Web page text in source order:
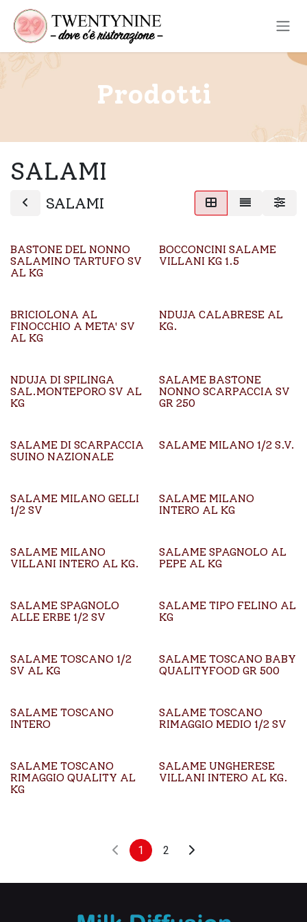
Passa al contenuto
Prodotti
SALAMI
SALAMI
BASTONE DEL NONNO
SALAMINO TARTUFO SV
AL KG
BOCCONCINI SALAME
VILLANI KG 1.5
BRICIOLONA AL
FINOCCHIO A META' SV
AL KG
NDUJA CALABRESE AL
KG.
NDUJA DI SPILINGA
SAL.MONTEPORO SV AL
KG
SALAME BASTONE
NONNO SCARPACCIA SV
GR 250
SALAME DI SCARPACCIA
SUINO NAZIONALE
SALAME MILANO 1/2 S.V.
SALAME MILANO GELLI
1/2 SV
SALAME MILANO
INTERO AL KG
SALAME MILANO
VILLANI INTERO AL KG.
SALAME SPAGNOLO AL
PEPE AL KG
SALAME SPAGNOLO
ALLE ERBE 1/2 SV
SALAME TIPO FELINO AL
KG
SALAME TOSCANO 1/2
SV AL KG
SALAME TOSCANO BABY
QUALITYFOOD GR 500
SALAME TOSCANO
INTERO
SALAME TOSCANO
RIMAGGIO MEDIO 1/2 SV
SALAME TOSCANO
RIMAGGIO QUALITY AL
KG
SALAME UNGHERESE
VILLANI INTERO AL KG.
1 2